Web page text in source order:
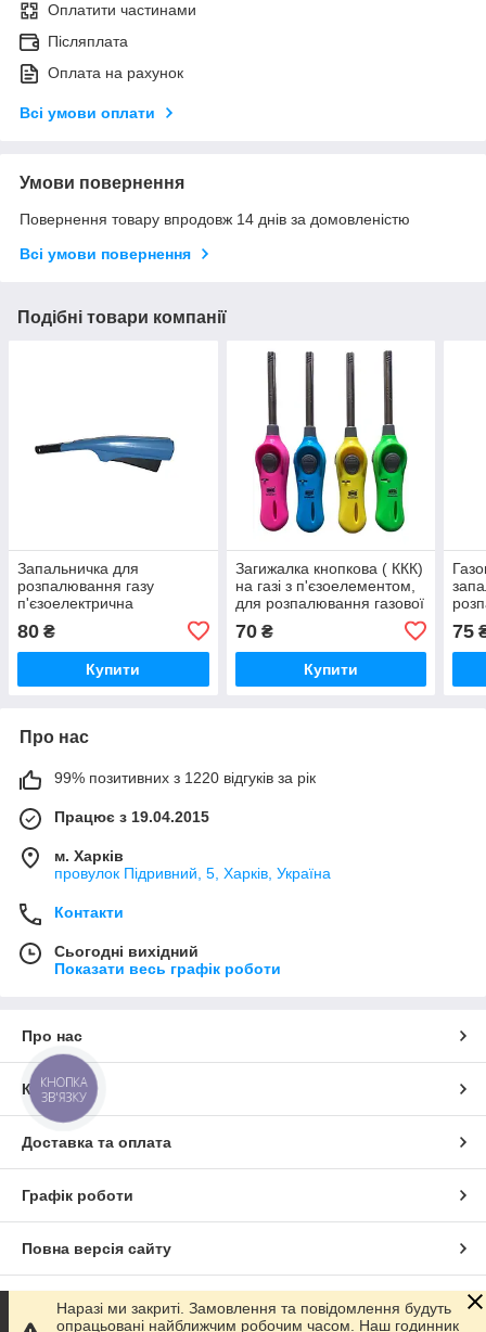
Оплатити частинами
Післяплата
Оплата на рахунок
Всі умови оплати
Умови повернення
Повернення товару впродовж 14 днів за домовленістю
Всі умови повернення
Подібні товари компанії
Запальничка для
розпалювання газу
п'єзоелектрична
для газової плити
80 ₴
Купити
Загижалка кнопкова ( ККК)
на газі з п'єзоелементом,
для розпалювання газової
70₴
Купити
75
Про нас
99% позитивних з 1220 відгуків за рік
Працює з 19.04.2015
м. Харків
провулок Підривний, 5, Харків, Україна
Контакти
Сьогодні вихідний
Показати весь графік роботи
Про нас
Контакти
Доставка та оплата
Графік роботи
Повна версія сайту
Сайт створено на маркетплейсі Prom.ua
Наразі ми закриті. Замовлення та повідомлення будуть
опрацьовані найближчим робочим часом. Наш годинник
КНОПКА
ЗВ'ЯЗКУ